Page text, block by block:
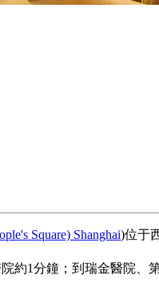
Square) Shanghai)位于
1分鐘；到瑞金醫院、